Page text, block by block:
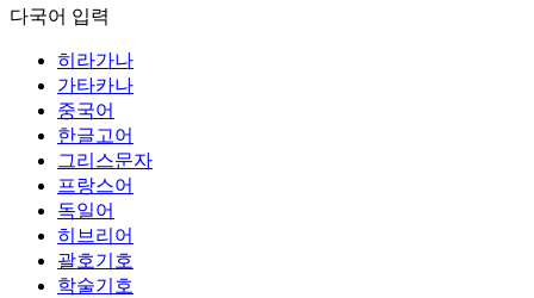
다국어 입력
히라가나
가타카나
중국어
한글고어
그리스문자
프랑스어
독일어
히브리어
괄호기호
학술기호